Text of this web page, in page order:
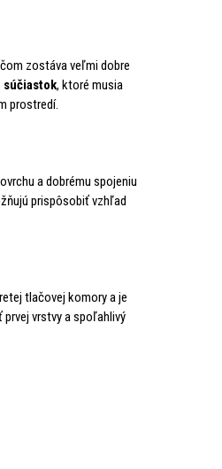
zostáva veľmi dobre
súčiastok, ktoré musia
prostredí.
a dobrému spojeniu
prispôsobiť vzhľad
tlačovej komory a je
vrstvy a spoľahlivý